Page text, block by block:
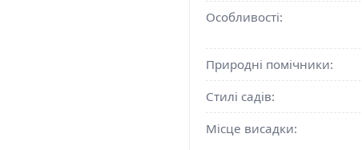
Особливості:
Природні помічники:
Стилі садів:
Місце висадки: